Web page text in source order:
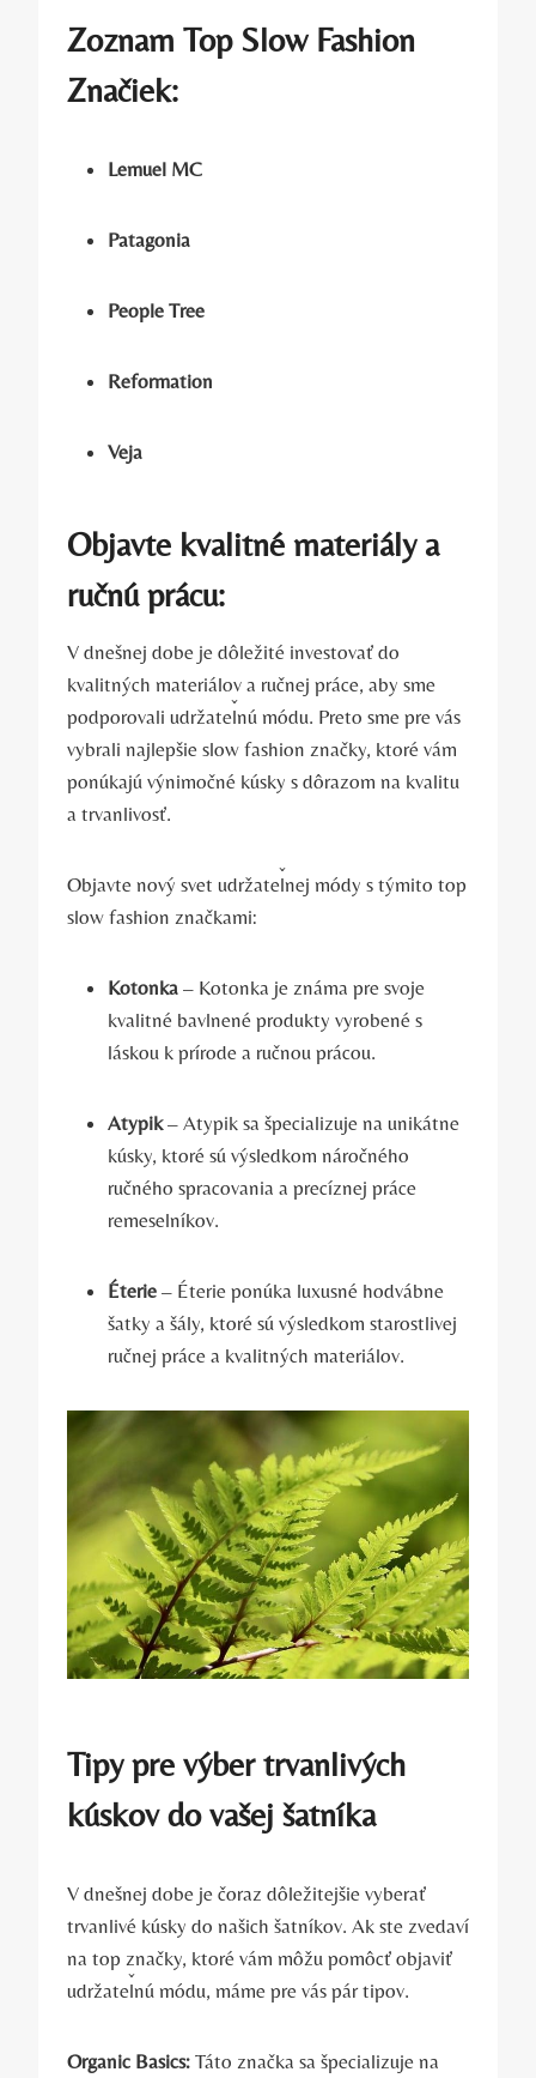
Zoznam Top Slow Fashion
Značiek:
Lemuel MC
Patagonia
People Tree
Reformation
Veja
Objavte kvalitné materiály a
ručnú prácu:
V dnešnej dobe je dôležité investovať do
kvalitných materiálov a ručnej práce, aby sme
podporovali udržateľnú módu. Preto sme pre vás
vybrali najlepšie slow fashion značky, ktoré vám
ponúkajú výnimočné kúsky s dôrazom na kvalitu
a trvanlivosť.
Objavte nový svet udržateľnej módy s týmito top
slow fashion značkami:
Kotonka – Kotonka je známa pre svoje
kvalitné bavlnené produkty vyrobené s
láskou k prírode a ručnou prácou.
Atypik– Atypik sa špecializuje na unikátne
kúsky, ktoré sú výsledkom náročného
ručného spracovania a precíznej práce
remeselníkov.
Éterie – Éterie ponúka luxusné hodvábne
šatky a šály, ktoré sú výsledkom starostlivej
ručnej práce a kvalitných materiálov.
Tipy pre výber trvanlivých
kúskov do vašej šatníka
V dnešnej dobe je čoraz dôležitejšie vyberať
trvanlivé kúsky do našich šatníkov. Ak ste zvedaví
na top značky, ktoré vám môžu pomôcť objaviť
udržateľnú módu, máme pre vás pár tipov.
Organic Basics: Táto značka sa špecializuje na